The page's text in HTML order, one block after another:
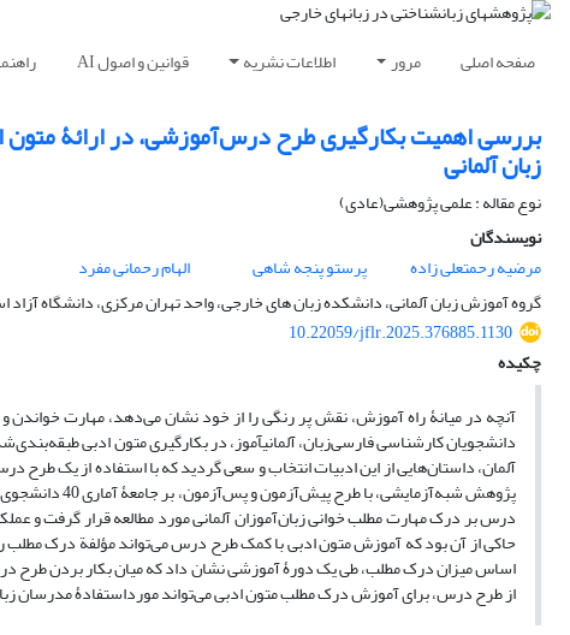
صفحه اصلی مرور اطلاعات نشریه قوانین و اصول AI
بررسی اهمیت بکارگیری طرح درس‌آموزشی، در ارائۀ متون
زبان آلمانی
نوع مقاله : علمی پژوهشی(عادی)
نویسندگان
مرضیه رحمتعلی زاده
پرستو پنجه شاهی
الهام رحمانی مفرد
گروه آموزش زبان آلمانی، دانشکده زبان های خارجی، واحد تهران مرکزی، دانشگاه آزاد
10.22059/jflr.2025.376885.1130
چکیده
آنچه در میانۀ راه آموزش، نقش پر رنگی را از خود نشان می‌دهد، مهارت
دانشجویان کارشناسی فارسی‌زبان، آلمانی­آموز، در بکارگیری متون ادبی
آلمان، داستان‌هایی از این ادبیات انتخاب و سعی گردید که با استفاده از یک طرح
پژوهش
درس بر درک مهارت مطلب خوانی زبان‌آموزان آلمانی مورد مطالعه قرار گرفت و
اساس میزان درک مطلب، طی یک دورۀ آموزشی نشان داد که میان بکار بردن طرح
از طرح درس، برای آموزش درک مطلب متون ادبی می‌تواند مورداستفادۀ مدرسان